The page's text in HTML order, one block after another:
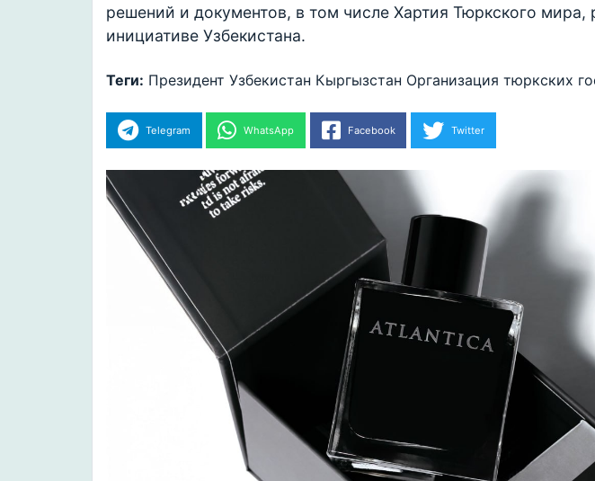
решений и документов, в том числе Хартия Тюркского мира,
инициативе Узбекистана.
Теги: Президент Узбекистан Кыргызстан Организация тюркских
Telegram WhatsApp Facebook Twitter